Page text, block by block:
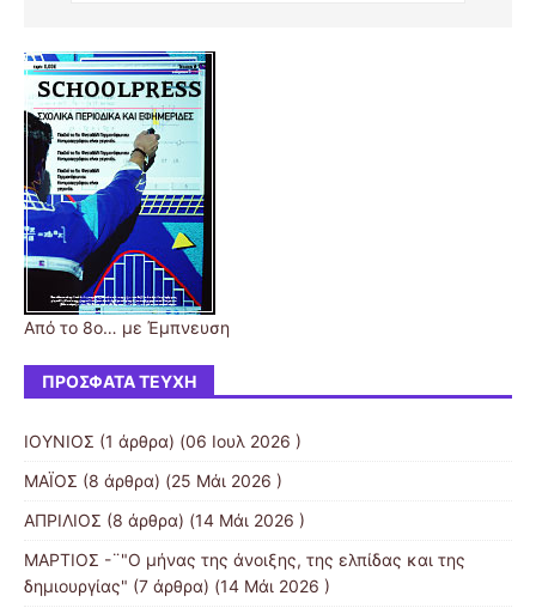
Από το 8ο… με Έμπνευση
ΠΡΌΣΦΑΤΑ ΤΕΎΧΗ
ΙΟΥΝΙΟΣ (1 άρθρα) (06 Ιουλ 2026 )
ΜΑΪΟΣ (8 άρθρα) (25 Μάι 2026 )
ΑΠΡΙΛΙΟΣ (8 άρθρα) (14 Μάι 2026 )
ΜΑΡΤΙΟΣ -¨"Ο μήνας της άνοιξης, της ελπίδας και της
δημιουργίας" (7 άρθρα) (14 Μάι 2026 )